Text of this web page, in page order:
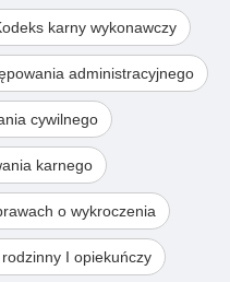
karny wykonawczy
administracyjnego
cywilnego
karnego
o wykroczenia
I opiekuńczy